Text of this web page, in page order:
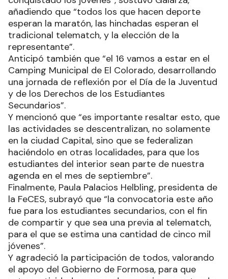
añadiendo que “todos los que hacen deporte
esperan la maratón, las hinchadas esperan el
tradicional telematch, y la elección de la
representante”.
Anticipó también que “el 16 vamos a estar en el
Camping Municipal de El Colorado, desarrollando
una jornada de reflexión por el Día de la Juventud
y de los Derechos de los Estudiantes
Secundarios”.
Y mencionó que “es importante resaltar esto, que
las actividades se descentralizan, no solamente
en la ciudad Capital, sino que se federalizan
haciéndolo en otras localidades, para que los
estudiantes del interior sean parte de nuestra
agenda en el mes de septiembre”.
Finalmente, Paula Palacios Helbling, presidenta de
la FeCES, subrayó que “la convocatoria este año
fue para los estudiantes secundarios, con el fin
de compartir y que sea una previa al telematch,
para el que se estima una cantidad de cinco mil
jóvenes”.
Y agradeció la participación de todos, valorando
el apoyo del Gobierno de Formosa, para que